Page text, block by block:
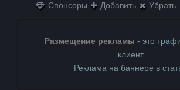
Спонсоры Добавить Убрать
Размещение рекламы - это
клиент.
Реклама на баннере в